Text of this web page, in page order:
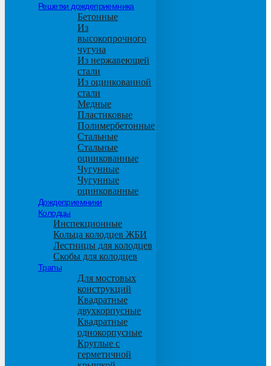
Решетки дождеприемника
Бетонные
Из
высокопрочного
чугуна
Из нержавеющей
стали
Из оцинкованной
стали
Медные
Пластиковые
Полимербетонные
Стальные
Стальные
оцинкованные
Чугунные
Чугунные
оцинкованные
Дождеприемники
Колодцы
Инспекционные
Кольца колодцев ЖБИ
Лестницы для колодцев
Скобы для колодцев
Трапы
Для мостовых
конструкций
Квадратные
двухкорпусные
Квадратные
однокорпусные
Круглые с
герметичной